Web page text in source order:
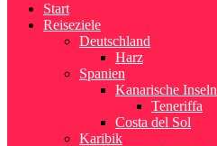
Start
Reiseziele
Deutschland
Harz
Spanien
Kanarische Inseln
Teneriffa
Costa del Sol
Karibik